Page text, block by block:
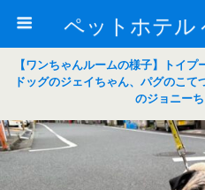
【ワンちゃんルームの様子】トイ
ドッグのジェイちゃん、パグのこ
のジョニー